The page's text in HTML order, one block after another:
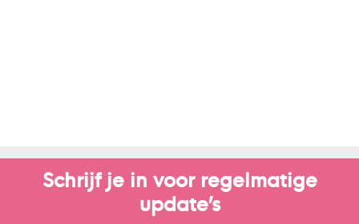
Schrijf je in voor regelmatige
update’s